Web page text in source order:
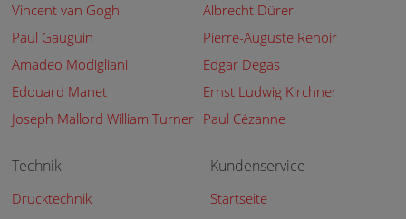
Vincent van Gogh
Albrecht Dürer
Paul Gauguin
Pierre-Auguste Renoir
Amadeo Modigliani
Edgar Degas
Edouard Manet
Ernst Ludwig Kirchner
Joseph Mallord William Turner Paul Cézanne
Technik
Drucktechnik
Kundenservice
Startseite